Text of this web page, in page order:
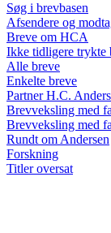
Søg i brevbasen
Afsendere og
Breve om HCA
Ikke tidligere trykte
Alle breve
Enkelte breve
Partner H.C.
Brevveksling med
Brevveksling med
Rundt om Andersen
Forskning
Titler oversat